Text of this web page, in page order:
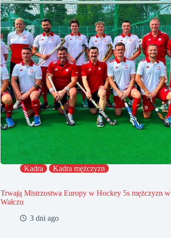
Kadra Kadra mężczyzn
Trwają Mistrzostwa Europy w Hockey 5s mężczyzn w
Wałczu
3 dni ago